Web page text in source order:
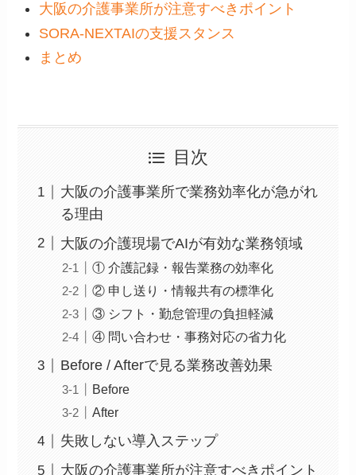
大阪の介護事業所が注意すべきポイント
SORA-NEXTAIの支援スタンス
まとめ
目次
大阪の介護事業所で業務効率化が急がれ
る理由
大阪の介護現場でAIが有効な業務領域
① 介護記録・報告業務の効率化
② 申し送り・情報共有の標準化
③ シフト・勤怠管理の負担軽減
④ 問い合わせ・事務対応の省力化
Before / Afterで見る業務改善効果
Before
After
失敗しない導入ステップ
大阪の介護事業所が注意すべきポイント